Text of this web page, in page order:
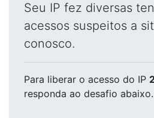
Seu IP fez diversas
acessos suspeitos a
conosco.
Para liberar o acesso do IP
responda ao desafio abaixo.